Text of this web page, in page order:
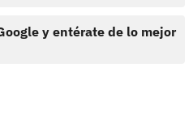
y entérate de lo mejor